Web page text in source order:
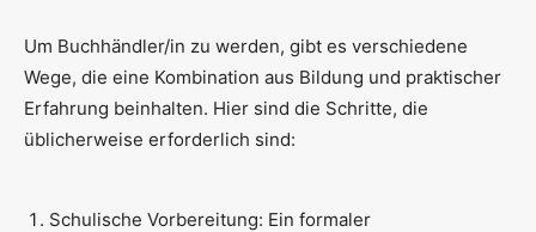
Um Buchhändler/in zu werden, gibt es verschiedene
Wege, die eine Kombination aus Bildung und praktischer
Erfahrung beinhalten. Hier sind die Schritte, die
üblicherweise erforderlich sind:
Schulische Vorbereitung: Ein formaler